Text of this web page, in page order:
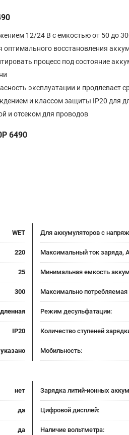
12/24 В с емкостью от 50 до
восстановления
процесс под состояние
эксплуатации и продлевает
и классом защиты IP20 для
и отсеком для проводов
6490
WET Для аккумуляторов с
220 Максимальный ток заряда,
25 Минимальная емкость
300 Максимально
Режим десульфатации:
IP20 Количество ступеней
Мобильность:
нет Зарядка литий-ионных
да Цифровой дисплей:
да Наличие вольтметра: